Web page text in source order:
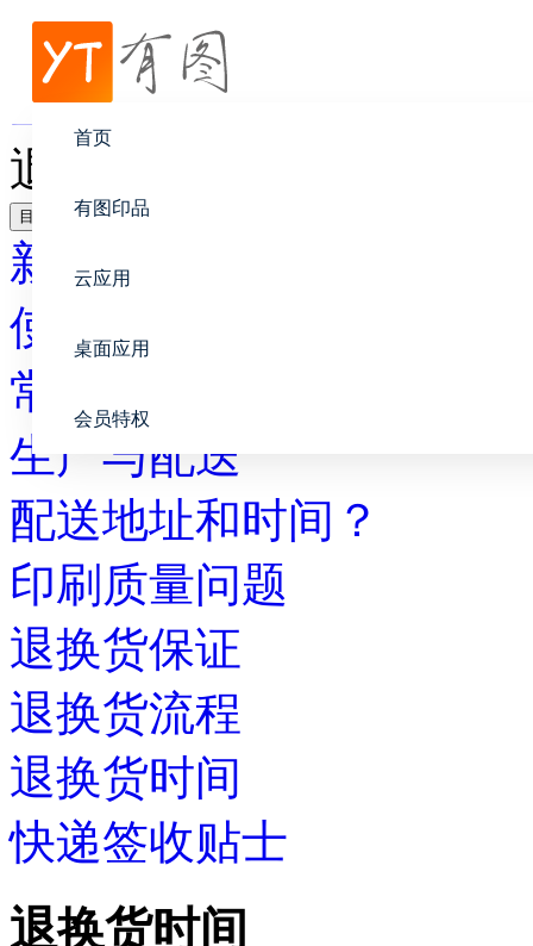
首页
有图印品
云应用
桌面应用
会员特权
帮助中心
生产与配送
退换货时间
目录
新手上路
使用教程
常见问题
生产与配送
配送地址和时间？
印刷质量问题
退换货保证
退换货流程
退换货时间
快递签收贴士
退换货时间